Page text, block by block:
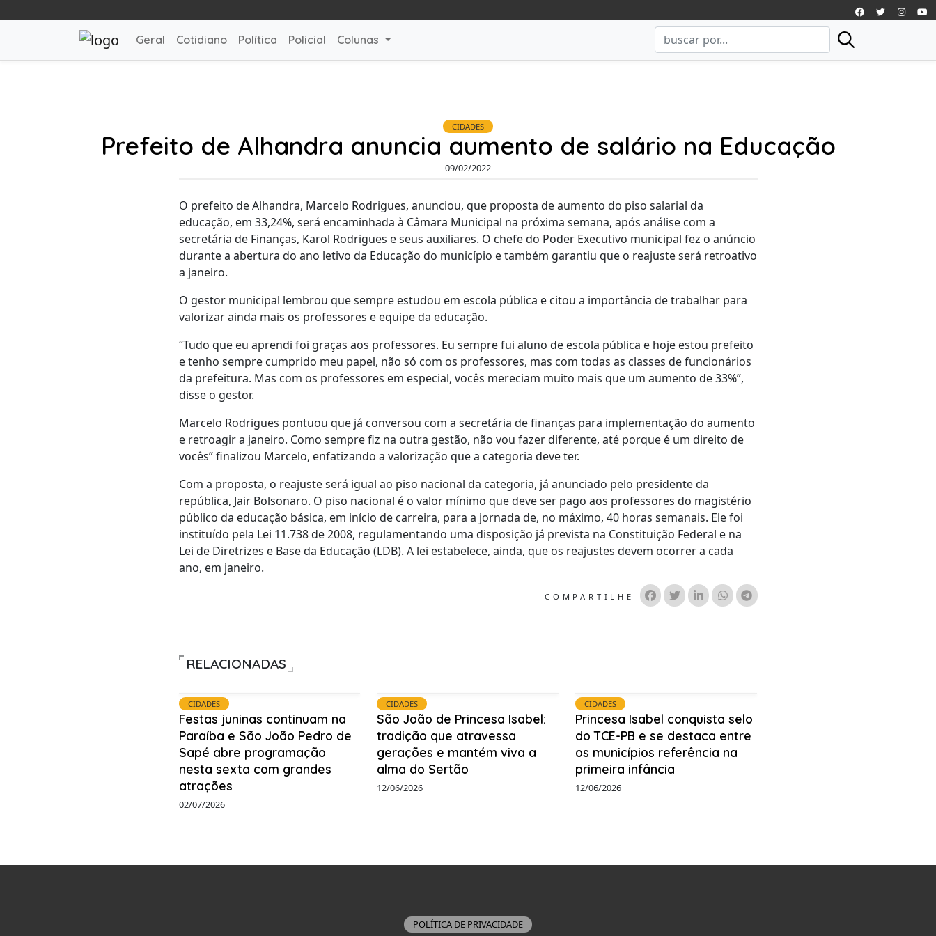
Geral Cotidiano Política Policial Colunas
CIDADES
Prefeito de Alhandra anuncia aumento de salário na Educação
09/02/2022
O prefeito de Alhandra, Marcelo Rodrigues, anunciou, que proposta de aumento do piso salarial da
educação, em 33,24%, será encaminhada à Câmara Municipal na próxima semana, após análise com a
secretária de Finanças, Karol Rodrigues e seus auxiliares. O chefe do Poder Executivo municipal fez o anúncio
durante a abertura do ano letivo da Educação do município e também garantiu que o reajuste será retroativo
a janeiro.
O gestor municipal lembrou que sempre estudou em escola pública e citou a importância de trabalhar para
valorizar ainda mais os professores e equipe da educação.
“Tudo que eu aprendi foi graças aos professores. Eu sempre fui aluno de escola pública e hoje estou prefeito
e tenho sempre cumprido meu papel, não só com os professores, mas com todas as classes de funcionários
da prefeitura. Mas com os professores em especial, vocês mereciam muito mais que um aumento de 33%”,
disse o gestor.
Marcelo Rodrigues pontuou que já conversou com a secretária de finanças para implementação do aumento
e retroagir a janeiro. Como sempre fiz na outra gestão, não vou fazer diferente, até porque é um direito de
vocês” finalizou Marcelo, enfatizando a valorização que a categoria deve ter.
Com a proposta, o reajuste será igual ao piso nacional da categoria, já anunciado pelo presidente da
república, Jair Bolsonaro. O piso nacional é o valor mínimo que deve ser pago aos professores do magistério
público da educação básica, em início de carreira, para a jornada de, no máximo, 40 horas semanais. Ele foi
instituído pela Lei 11.738 de 2008, regulamentando uma disposição já prevista na Constituição Federal e na
Lei de Diretrizes e Base da Educação (LDB). A lei estabelece, ainda, que os reajustes devem ocorrer a cada
ano, em janeiro.
COMPARTILHE
RELACIONADAS
CIDADES
Festas juninas continuam na
Paraíba e São João Pedro de
Sapé abre programação
nesta sexta com grandes
atrações
02/07/2026
CIDADES
São João de Princesa Isabel:
tradição que atravessa
gerações e mantém viva a
alma do Sertão
12/06/2026
CIDADES
Princesa Isabel conquista selo
do TCE-PB e se destaca entre
os municípios referência na
primeira infância
12/06/2026
POLÍTICA DE PRIVACIDADE